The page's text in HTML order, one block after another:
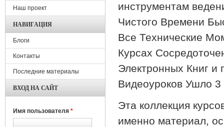
инструментам
Чистого Времени
Все Технические
Курсах
Электронных Книг и
Видеоуроков Ушло
Эта коллекция
именно материал,
Наш проект
НАВИГАЦИЯ
Блоги
Контакты
Последние материалы
ВХОД НА САЙТ
Имя пользователя *